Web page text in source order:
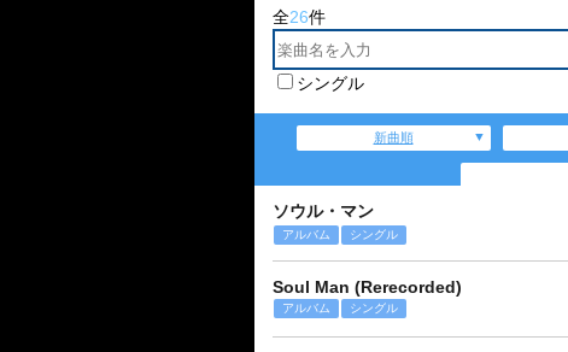
全26件
シングル
新曲順
ソウル・マン
アルバム シングル
Soul Man (Rerecorded)
アルバム シングル